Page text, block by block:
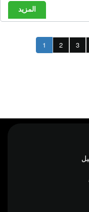
المزيد
1 2 3